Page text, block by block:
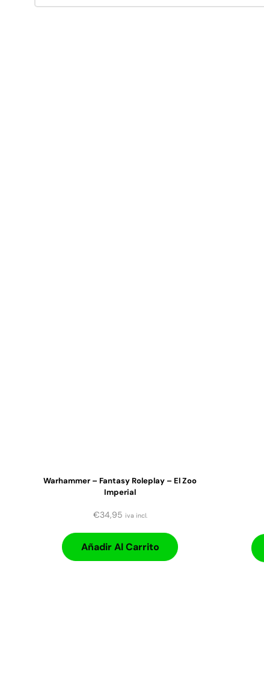
Warhammer – Fantasy Roleplay – El Zoo
Imperial
€34,95 iva incl.
Añadir Al Carrito